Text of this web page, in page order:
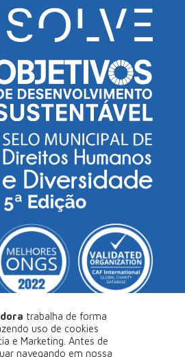
Aliança Empreendedora
trabalha de forma
uso de cookies
e Marketing. Antes de
navegando em nossa